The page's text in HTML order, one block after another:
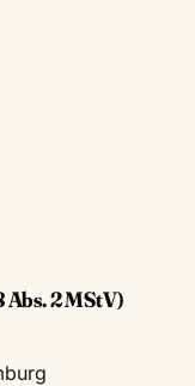
2 MStV)